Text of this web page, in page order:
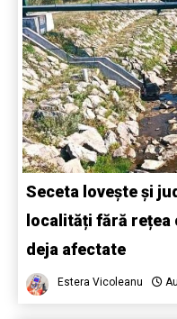
Seceta lovește și
localități fără rețea
deja afectate
Estera Vicoleanu